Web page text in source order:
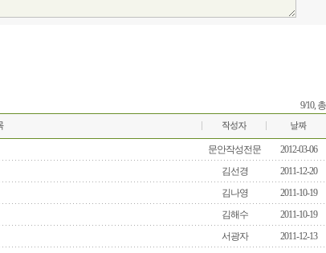
9/10,
문안작성전문 2012-03-06
김선경 2011-12-20
김나영 2011-10-19
김해수 2011-10-19
서광자 2011-12-13